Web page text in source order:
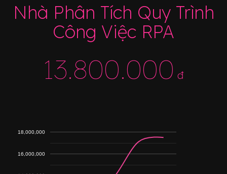
Nhà Phân Tích Quy Trình
Công Việc RPA
13.800.000 đ
16,000,000
18,000,000